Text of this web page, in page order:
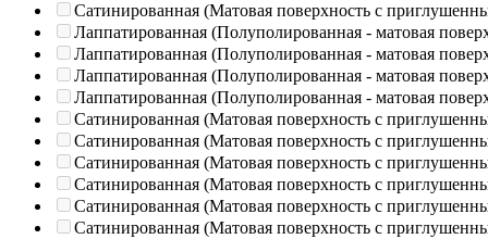
Сатинированная (Матовая поверхность с
Лаппатированная (Полуполированная - матовая
Лаппатированная (Полуполированная - матовая
Лаппатированная (Полуполированная - матовая
Лаппатированная (Полуполированная - матовая
Сатинированная (Матовая поверхность с
Сатинированная (Матовая поверхность с
Сатинированная (Матовая поверхность с
Сатинированная (Матовая поверхность с
Сатинированная (Матовая поверхность с
Сатинированная (Матовая поверхность с